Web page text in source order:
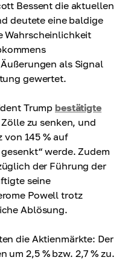
Bessent die aktuellen
deutete eine baldige
Wahrscheinlichkeit
als Signal
gewertet.
Trumpbestätigte
zu senken, und
von 145 % auf
werde. Zudem
der Führung der
seine
Powell trotz
Ablösung.
die Aktienmärkte: Der
um 2,5 % bzw. 2,7 % zu.